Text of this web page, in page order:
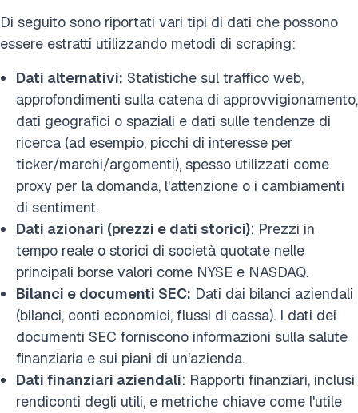
Di seguito sono riportati vari tipi di dati che possono
essere estratti utilizzando metodi di scraping:
Dati alternativi: Statistiche sul traffico web,
approfondimenti sulla catena di approvvigionamento,
dati geografici o spaziali e dati sulle tendenze di
ricerca (ad esempio, picchi di interesse per
ticker/marchi/argomenti), spesso utilizzati come
proxy per la domanda, l'attenzione o i cambiamenti
di sentiment.
Dati azionari (prezzi e dati storici): Prezzi in
tempo reale o storici di società quotate nelle
principali borse valori come NYSE e NASDAQ.
Bilanci e documenti SEC: Dati dai bilanci aziendali
(bilanci, conti economici, flussi di cassa). I dati dei
documenti SEC forniscono informazioni sulla salute
finanziaria e sui piani di un'azienda.
Dati finanziari aziendali: Rapporti finanziari, inclusi
rendiconti degli utili, e metriche chiave come l'utile